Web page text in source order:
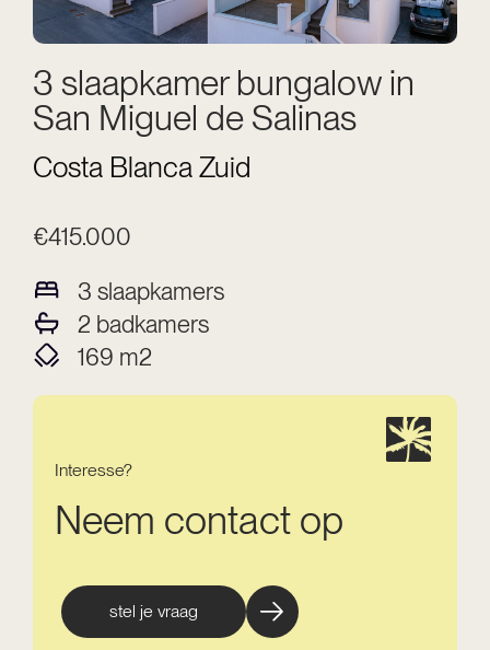
3 slaapkamer bungalow in
San Miguel de Salinas
Costa Blanca Zuid
€415.000
3 slaapkamers
2 badkamers
169 m2
Interesse?
Neem contact op
stel je vraag